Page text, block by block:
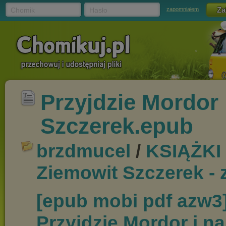
zapomniałem
Przyjdzie
Szczerek.epub
brzdmucel / KSIĄŻKI
Ziemowit Szczerek -
[epub mobi pdf